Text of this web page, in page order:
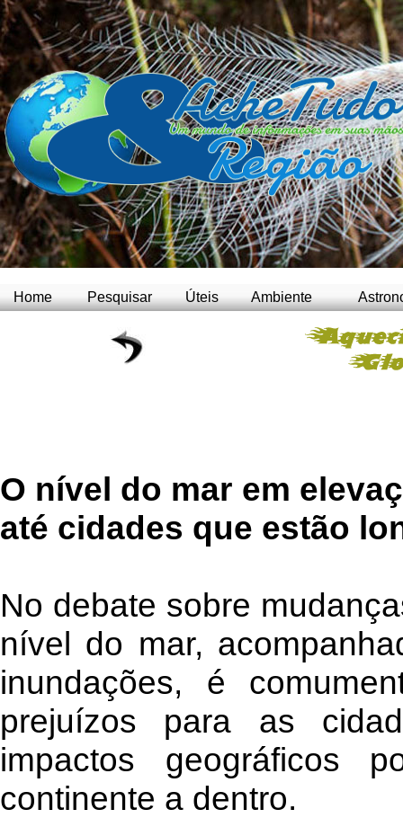
Home Pesquisar Úteis Ambiente
O nível do mar em
até cidades que estão
No debate sobre
nível do mar,
inundações, é
prejuízos para as
impactos geográficos
continente a dentro.